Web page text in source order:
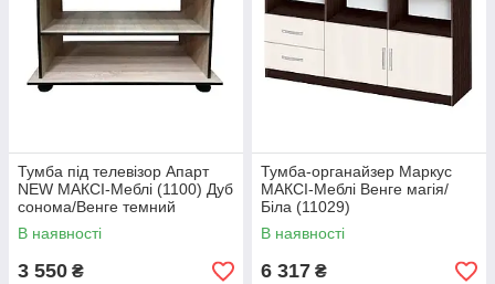
Тумба під телевізор Апарт
NEW МАКСІ-Меблі (1100) Дуб
сонома/Венге темний
(10962)
В наявності
3 550 ₴
Тумба-органайзер Маркус
МАКСІ-Меблі Венге магія/
Біла (11029)
В наявності
6 317 ₴